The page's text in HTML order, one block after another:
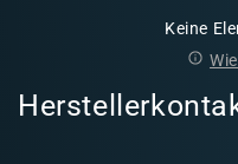
Keine